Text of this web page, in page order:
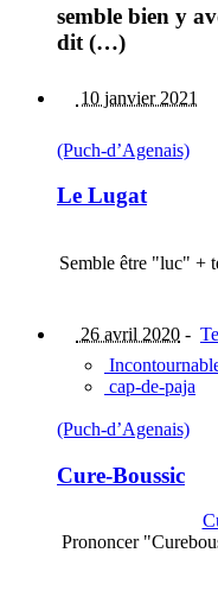
semble bien y
dit (…)
10 janvier 2021
(Puch-d’Agenais)
Le Lugat
Semble être "luc" +
26 avril 2020 -
cap-de-paja
(Puch-d’Agenais)
Cure-Boussic
Prononcer